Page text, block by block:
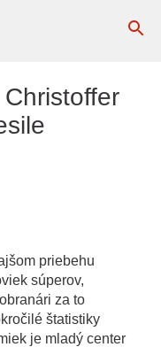
priebehu
súperov,
za to
štatistiky
je mladý center